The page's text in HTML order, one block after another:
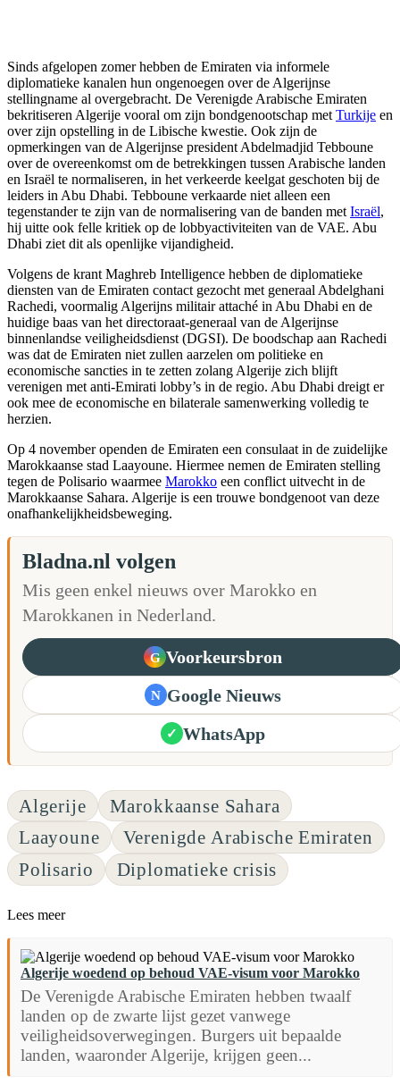
Sinds afgelopen zomer hebben de Emiraten via informele
diplomatieke kanalen hun ongenoegen over de Algerijnse
stellingname al overgebracht. De Verenigde Arabische Emiraten
bekritiseren Algerije vooral om zijn bondgenootschap met Turkije en
over zijn opstelling in de Libische kwestie. Ook zijn de
opmerkingen van de Algerijnse president Abdelmadjid Tebboune
over de overeenkomst om de betrekkingen tussen Arabische landen
en Israël te normaliseren, in het verkeerde keelgat geschoten bij de
leiders in Abu Dhabi. Tebboune verkaarde niet alleen een
tegenstander te zijn van de normalisering van de banden met Israël,
hij uitte ook felle kritiek op de lobbyactiviteiten van de VAE. Abu
Dhabi ziet dit als openlijke vijandigheid.
Volgens de krant Maghreb Intelligence hebben de diplomatieke
diensten van de Emiraten contact gezocht met generaal Abdelghani
Rachedi, voormalig Algerijns militair attaché in Abu Dhabi en de
huidige baas van het directoraat-generaal van de Algerijnse
binnenlandse veiligheidsdienst (DGSI). De boodschap aan Rachedi
was dat de Emiraten niet zullen aarzelen om politieke en
economische sancties in te zetten zolang Algerije zich blijft
verenigen met anti-Emirati lobby’s in de regio. Abu Dhabi dreigt er
ook mee de economische en bilaterale samenwerking volledig te
herzien.
Op 4 november openden de Emiraten een consulaat in de zuidelijke
Marokkaanse stad Laayoune. Hiermee nemen de Emiraten stelling
tegen de Polisario waarmee Marokko een conflict uitvecht in de
Marokkaanse Sahara. Algerije is een trouwe bondgenoot van deze
onafhankelijkheidsbeweging.
Bladna.nl volgen
Mis geen enkel nieuws over Marokko en
Marokkanen in Nederland.
G Voorkeursbron
N Google Nieuws
✓ WhatsApp
Algerije
Marokkaanse Sahara
Laayoune
Verenigde Arabische Emiraten
Polisario
Diplomatieke crisis
Lees meer
Algerije woedend op behoud VAE-visum voor Marokko
De Verenigde Arabische Emiraten hebben twaalf
landen op de zwarte lijst gezet vanwege
veiligheidsoverwegingen. Burgers uit bepaalde
landen, waaronder Algerije, krijgen geen...